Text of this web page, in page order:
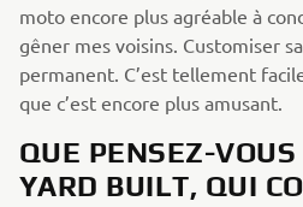
moto encore plus agréable à
gêner mes voisins. Customiser
permanent. C’est tellement
que c’est encore plus amusant.
QUE PENSEZ-
YARD BUILT, QUI